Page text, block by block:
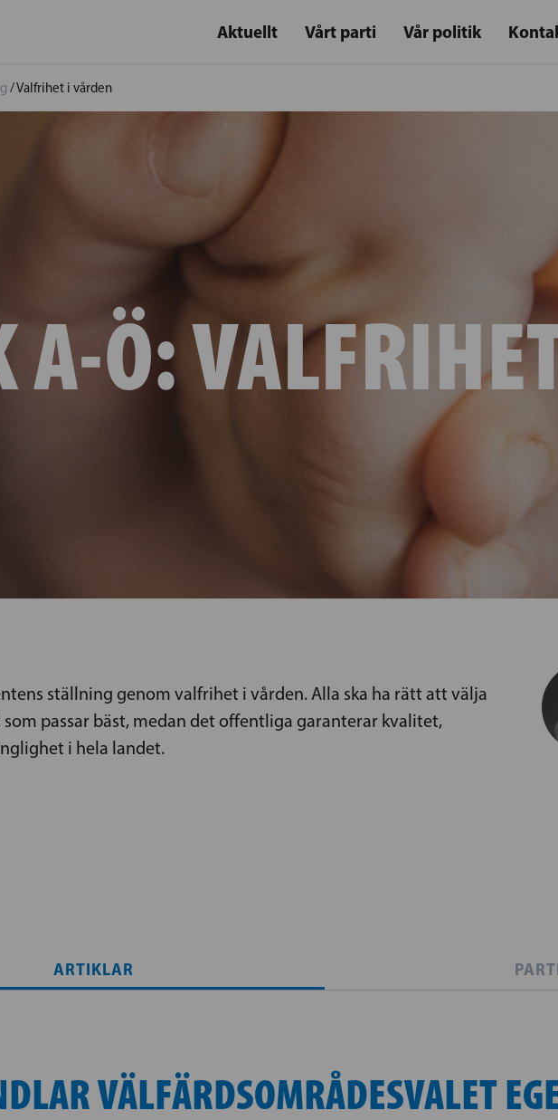
Aktuellt Vårt parti Vår politik
/Valfrihet i vården
A-Ö:
ställning genom valfrihet i vården. Alla ska ha rätt att välja
passar bäst, medan det offentliga garanterar kvalitet,
i hela landet.
ARTIKLAR
VÄLFÄRDSOMRÅDESVALET